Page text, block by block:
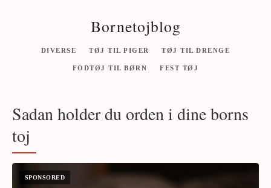
Bornetojblog
DIVERSE TØJ TIL PIGER TØJ TIL DRENGE
FODTØJ TIL BØRN FEST TØJ
Sadan holder du orden i dine borns
toj